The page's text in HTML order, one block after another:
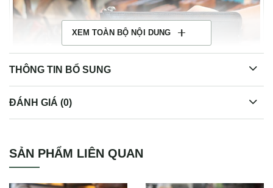
XEM TOÀN BỘ NỘI DUNG
THÔNG TIN BỔ SUNG
ĐÁNH GIÁ (0)
SẢN PHẨM LIÊN QUAN